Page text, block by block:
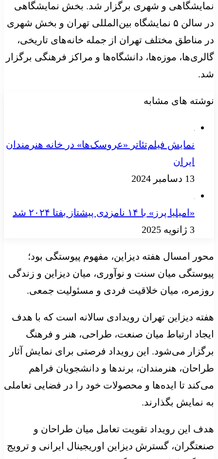
نمایشگاهی و شهری برگزار شد. بخش نمایشگاهی
در سالن ۵ نمایشگاه بین‌المللی تهران و بخش شهری
در مناطق مختلف تهران از جمله خانه‌های تاریخی،
گالری‌ها، موزه‌ها، دانشگاه‌ها و مراکز فرهنگی برگزار
شد.
نوشته های مشابه
نمایش فیلم‌تئاتر «عروسک‌ها» در خانه هنرمندان
ایران
13 دسامبر 2024
«امیلیا پرز» با ۱۴ نامزدی پیشتاز بفتا ۲۰۲۴ شد
3 ژانویه 2025
محور امسال هفته دیزاین، مفهوم پیوستگی بود؛
پیوستگی میان سنت و نوآوری، میان دیزاین و زندگی
روزمره، میان خلاقیت فردی و مسئولیت جمعی.
هفته دیزاین تهران رویدادی سالانه است که با هدف
ایجاد ارتباط میان صنعت، طراحی، هنر و فرهنگ
برگزار می‌شود. این رویداد فرصتی برای نمایش آثار
طراحان، هنرمندان، برندها و دانشجویان فراهم
می‌کند تا ایده‌ها و محصولات خود را در فضایی تعاملی
به نمایش بگذارند.
هدف این رویداد تقویت تعامل میان طراحان و
صنعتگران، گسترش دیزاین اوریجینال ایرانی و ترویج